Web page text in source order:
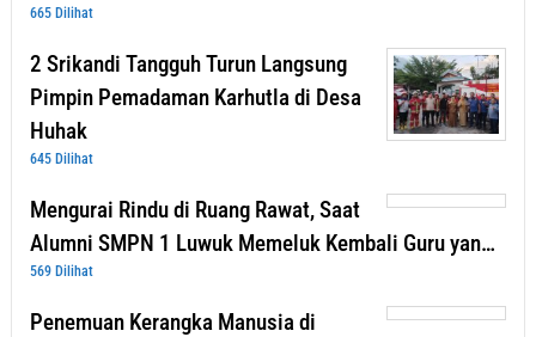
665 Dilihat
2 Srikandi Tangguh Turun Langsung
Pimpin Pemadaman Karhutla di Desa
Huhak
645 Dilihat
Mengurai Rindu di Ruang Rawat, Saat
Alumni SMPN 1 Luwuk Memeluk Kembali Guru yan…
569 Dilihat
Penemuan Kerangka Manusia di